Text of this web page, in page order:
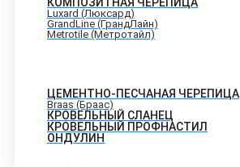
Luxard (Люксард)
GrandLine (ГрандЛайн)
Metrotile (Метротайл)
ЦЕМЕНТНО-ПЕСЧАНАЯ ЧЕРЕПИЦА
Braas (Браас)
КРОВЕЛЬНЫЙ СЛАНЕЦ
КРОВЕЛЬНЫЙ ПРОФНАСТИЛ
ОНДУЛИН